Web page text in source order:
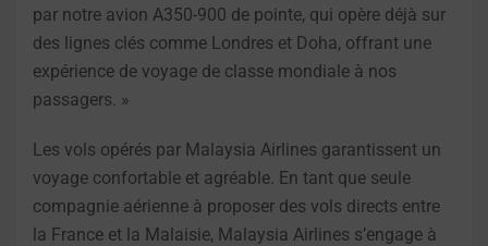
par notre avion A350-900 de pointe, qui opère déjà sur
des lignes clés comme Londres et Doha, offrant une
expérience de voyage de classe mondiale à nos
passagers. »
Les vols opérés par Malaysia Airlines garantissent un
voyage confortable et agréable. En tant que seule
compagnie aérienne à proposer des vols directs entre
la France et la Malaisie, Malaysia Airlines s’engage à